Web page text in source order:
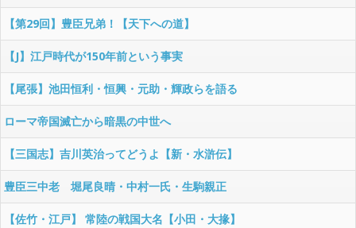
【第29回】豊臣兄弟！【天下への道】
【J】江戸時代が150年前という事実
【尾張】池田恒利・恒興・元助・輝政らを語る
ローマ帝国滅亡から暗黒の中世へ
【三国志】吉川英治ってどうよ【新・水滸伝】
豊臣三中老 堀尾良晴・中村一氏・生駒親正
【佐竹・江戸】 常陸の戦国大名【小田・大掾】